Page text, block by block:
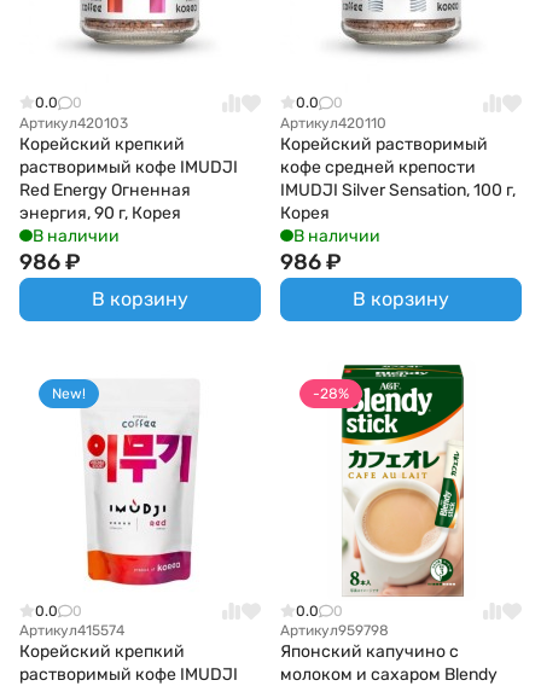
0.0
0
Артикул420103
Корейский крепкий
растворимый кофе IMUDJI
Red Energy Огненная
энергия, 90 г, Корея
В наличии
986₽
В корзину
0.0
0
Артикул420110
Корейский растворимый
кофе средней крепости
IMUDJI Silver Sensation, 100 г,
Корея
В наличии
986₽
В корзину
New!
0.0
0
Артикул415574
Корейский крепкий
растворимый кофе IMUDJI
-28%
0.0
0
Артикул959798
Японский капучино с
молоком и сахаром Blendy